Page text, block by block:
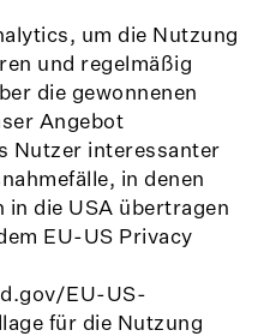
um die Nutzung
und regelmäßig
die gewonnenen
Angebot
Nutzer interessanter
in denen
in die USA übertragen
EU-US Privacy
EU-US-
für die Nutzung